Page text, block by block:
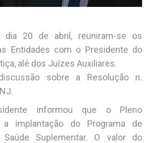
dia 20 de abril, reuniram-se os
Entidades com o Presidente do
alé dos Juízes Auxiliares.
sobre a Resolução n.
informou que o Pleno
a implantação do Programa de
Suplementar. O valor do